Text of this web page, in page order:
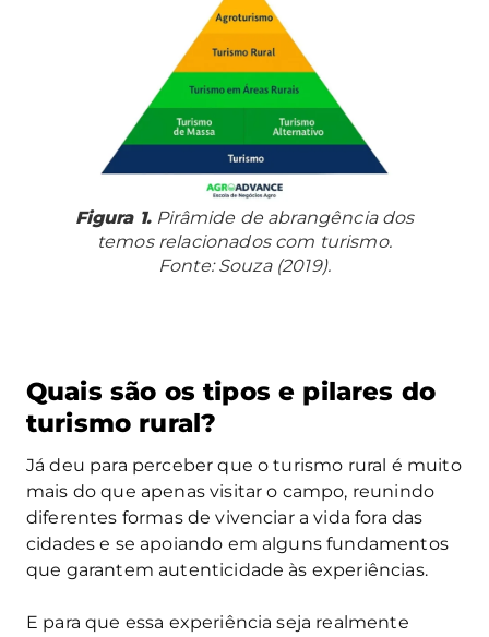
Figura 1.Pirâmide de abrangência dos
temos relacionados com turismo.
Fonte: Souza (2019).
Quais são os tipos e pilares do
turismo rural?
Já deu para perceber que o turismo rural é muito
mais do que apenas visitar o campo, reunindo
diferentes formas de vivenciar a vida fora das
cidades e se apoiando em alguns fundamentos
que garantem autenticidade às experiências.
E para que essa experiência seja realmente